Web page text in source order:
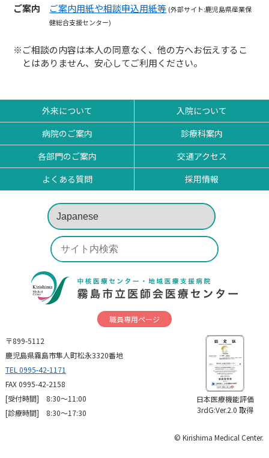
ご案内
ご案内用紙や相談申込用紙等 (外部サイト:鹿児島県産業保
健総合支援センター)
※ご相談の内容は本人の同意なく、他の方へお伝えするこ
とはありません、安心してご利用ください。
外来について
入院について
病院のご案内
診療科案内
各部門のご案内
交通アクセス
よくある質問
採用情報
職員専用ページ
〒899-5112
鹿児島県霧島市隼人町松永3320番地
TEL 0995-42-1171
FAX 0995-42-2158
[受付時間] 8:30～11:00
[診療時間] 8:30〜17:30
日本医療機能評価
3rdG:Ver.2.0 取得
© Kirishima Medical Center.